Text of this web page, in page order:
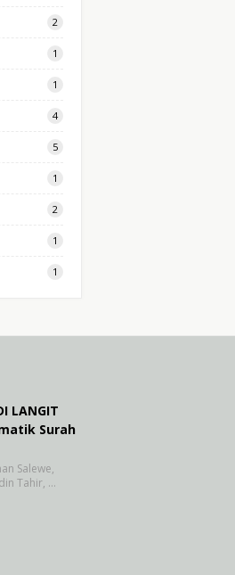
2
1
1
4
5
1
2
1
1
LANGIT
Surah
Salewe,
Tahir, …